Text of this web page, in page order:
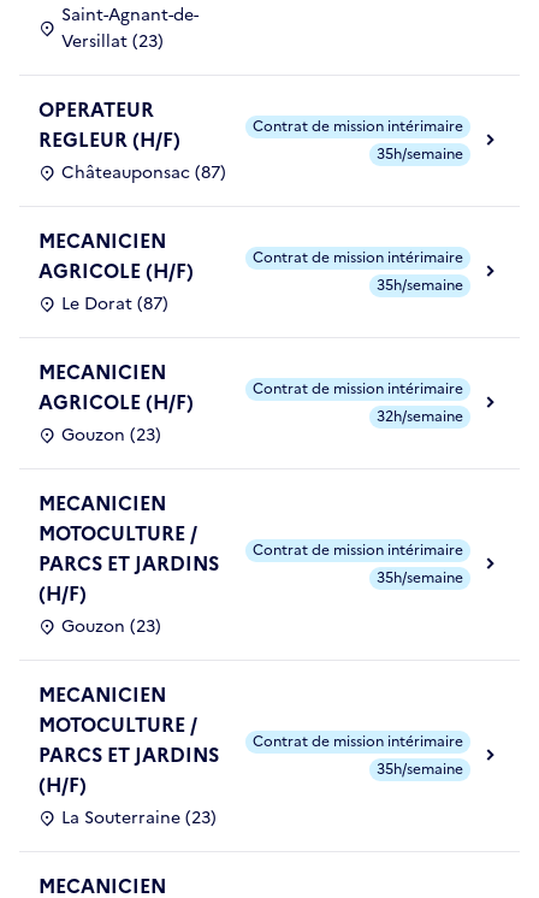
Saint-Agnant-de-
Versillat (23)
OPERATEUR
REGLEUR (H/F)
Châteauponsac (87)
Contrat de mission intérimaire
35h/semaine
MECANICIEN
AGRICOLE (H/F)
Le Dorat (87)
Contrat de mission intérimaire
35h/semaine
MECANICIEN
AGRICOLE (H/F)
Gouzon (23)
Contrat de mission intérimaire
32h/semaine
MECANICIEN
MOTOCULTURE /
PARCS ET JARDINS
(H/F)
Gouzon (23)
Contrat de mission intérimaire
35h/semaine
MECANICIEN
MOTOCULTURE /
PARCS ET JARDINS
(H/F)
La Souterraine (23)
Contrat de mission intérimaire
35h/semaine
MECANICIEN